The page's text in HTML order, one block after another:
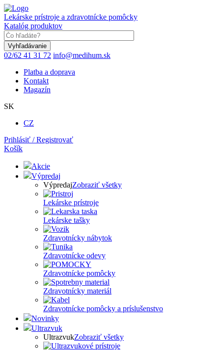
Skočiť
na
hlavný
obsah
Lekárske prístroje a zdravotnícke pomôcky
Katalóg produktov
02/62 41 31 72 info@medihum.sk
Platba a doprava
Kontakt
Magazín
SK
CZ
Prihlásiť / Registrovať
Košík
Akcie
Výpredaj
VýpredajZobraziť všetky
Lekárske prístroje
Lekárske tašky
Zdravotnícky nábytok
Zdravotnícke odevy
Zdravotnícke pomôcky
Zdravotnícky materiál
Zdravotnícke pomôcky a príslušenstvo
Novinky
Ultrazvuk
UltrazvukZobraziť všetky